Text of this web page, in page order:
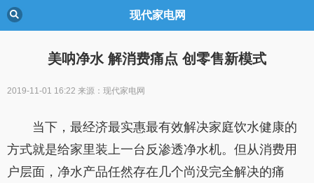
现代家电网
美呐净水 解消费痛点 创零售新模式
2019-11-01 16:22 来源：现代家电网
当下，最经济最实惠最有效解决家庭饮水健康的
方式就是给家里装上一台反渗透净水机。但从消费用
户层面，净水产品任然存在几个尚没完全解决的痛